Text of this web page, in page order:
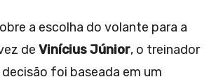
a escolha do volante para a
de Vinícius Júnior, o treinador
foi baseada em um